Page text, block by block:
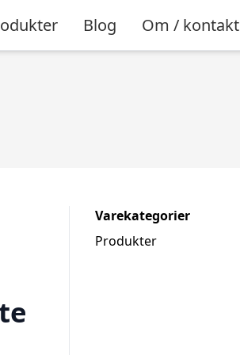
Blog Om / kontakt
Varekategorier
Produkter